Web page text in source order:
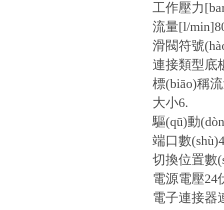
工作壓力
流量[l/min]
滑閥符號
連接類型底
標(biāo)稱
大小6.
驅(qū)動
端口數(shù)
切換位置數
電源電壓24
電子連接器